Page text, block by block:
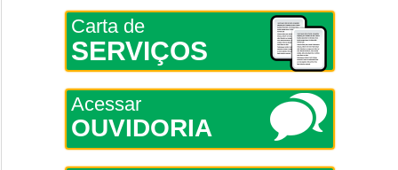
Carta de
SERVIÇOS
Acessar
OUVIDORIA